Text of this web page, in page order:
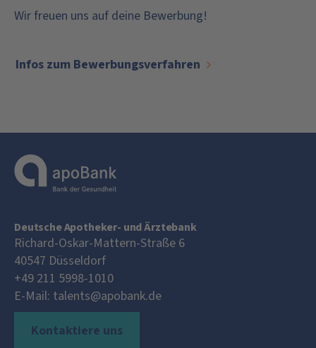
Wir freuen uns auf deine Bewerbung!
Infos zum Bewerbungsverfahren
Deutsche Apotheker- und Ärztebank
Richard-Oskar-Mattern-Straße 6
40547 Düsseldorf
+49 211 5998-1010
E-Mail: talents@apobank.de
Kontaktiere uns